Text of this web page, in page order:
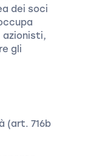
dei soci
azionisti,
gli
(art. 716b